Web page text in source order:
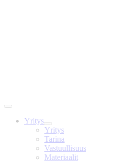
Yritys
Yritys
Tarina
Vastuullisuus
Materiaalit